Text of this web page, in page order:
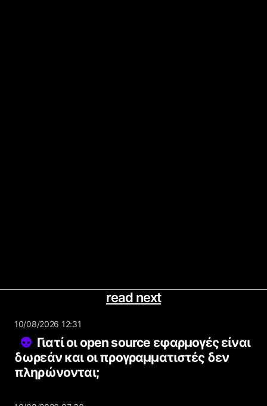
read next
10/08/2026 12:31
Γιατί οι open source εφαρμογές είναι
δωρεάν και οι προγραμματιστές δεν
πληρώνονται;